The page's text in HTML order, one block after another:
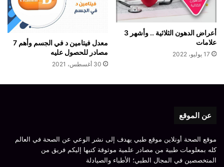
أعراض الدهون الثلاثية .. وأشهر 3
علامات
17 يوليو، 2022
معدل فيتامين د في الجسم وأهم 7
مصادر للحصول عليه
30 أغسطس، 2021
عن الموقع
موقع الصحة أونلاين موقع طبي يهدف إلى نشر الوعي عن الصحة في العالم
كله بمعلومات طبية من مصادر علمية موثوقة كتبها إليكم فريق من
المتخصصين في المجال الطبي؛ الأطباء والصيادلة